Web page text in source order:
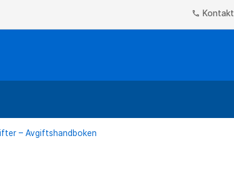
phone Kontakt
– Avgiftshandboken